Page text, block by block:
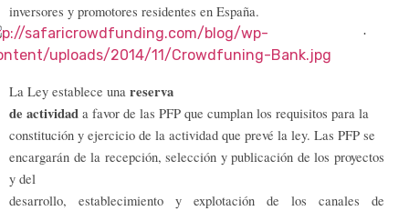
inversores y promotores residentes en España.
·
La Ley establece una reserva
de actividad a favor de las PFP que cumplan los requisitos para la
constitución y ejercicio de la actividad que prevé la ley. Las PFP se
encargarán de la recepción, selección y publicación de los proyectos
y del
desarrollo, establecimiento y explotación de los canales de